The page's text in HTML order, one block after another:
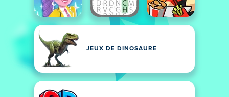
JEUX DE DINOSAURE